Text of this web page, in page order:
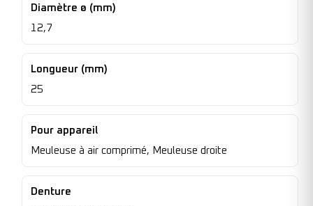
Diamètre ø (mm)
12,7
Longueur (mm)
25
Pour appareil
Meuleuse à air comprimé, Meuleuse droite
Denture